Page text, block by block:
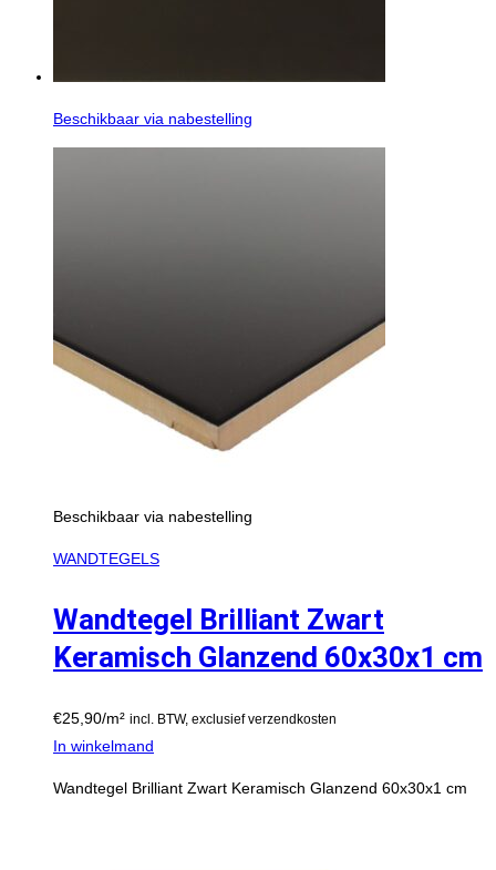
Beschikbaar via nabestelling
Beschikbaar via nabestelling
WANDTEGELS
Wandtegel Brilliant Zwart
Keramisch Glanzend 60x30x1 cm
€25,90/m² incl. BTW, exclusief verzendkosten
In winkelmand
Wandtegel Brilliant Zwart Keramisch Glanzend 60x30x1 cm